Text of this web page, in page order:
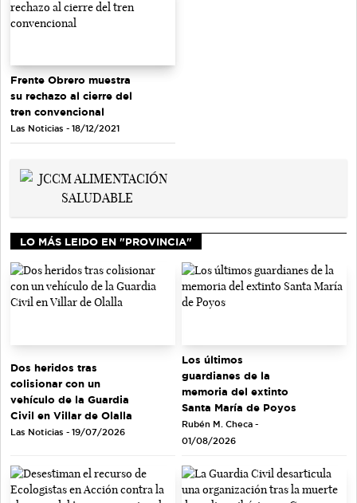
Frente Obrero muestra
su rechazo al cierre del
tren convencional
Las Noticias - 18/12/2021
LO MÁS LEIDO EN "PROVINCIA"
Dos heridos tras
colisionar con un
vehículo de la Guardia
Civil en Villar de Olalla
Las Noticias - 19/07/2026
Los últimos
guardianes de la
memoria del extinto
Santa María de Poyos
Rubén M. Checa -
01/08/2026